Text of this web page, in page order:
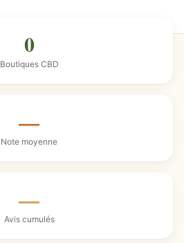
0
Boutiques CBD
—
Note moyenne
—
Avis cumulés